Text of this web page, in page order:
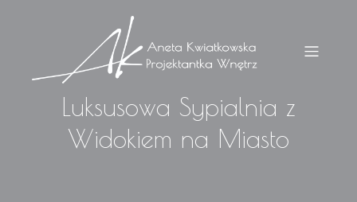
Luksusowa Sypialnia z
Widokiem na Miasto